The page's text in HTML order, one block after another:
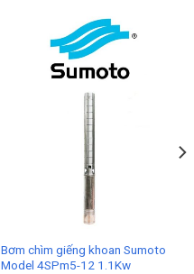
Bơm chìm giếng khoan Sumoto
Model 4SPm5-12 1.1Kw